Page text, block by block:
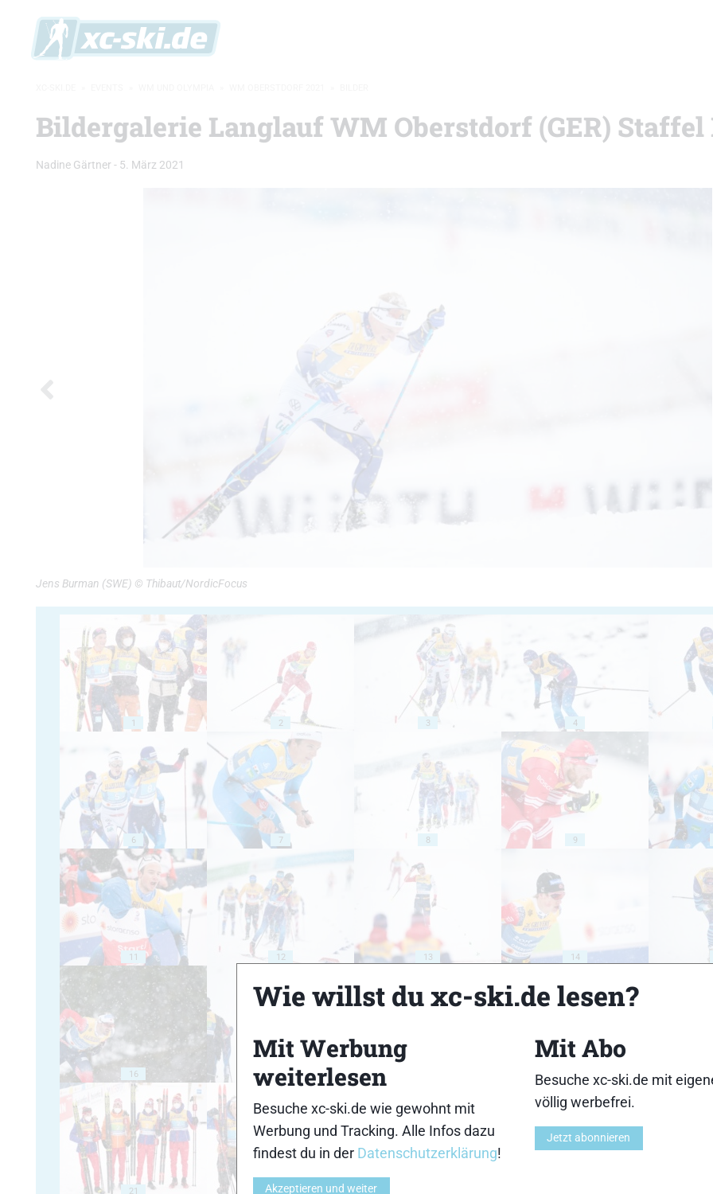
Bildergalerie Langlauf WM Oberstdorf (GER)
Nadine Gärtner - 5. März 2021
Jens Burman (SWE) © Thibaut/NordicFocus
1 2 3 4
6 7 8 9
11 12 13 14
16 17 19
21 22
Wie willst du xc-ski.de lesen?
Mit Werbung
weiterlesen
Besuche xc-ski.de wie gewohnt mit
Werbung und Tracking. Alle Infos dazu
findest du in der Datenschutzerklärung!
Akzeptieren und weiter
Mit Abo
Besuche xc-ski.de mit
völlig werbefrei.
Jetzt abonnieren